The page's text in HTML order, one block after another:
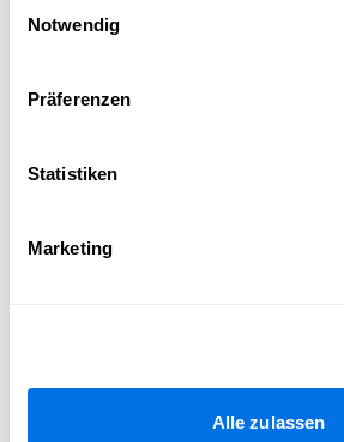
Notwendig
Präferenzen
Statistiken
Marketing
Alle zulassen